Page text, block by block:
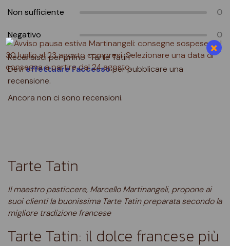
Non sufficiente 0
Negativo 0
Ancora non ci sono recensioni.
Recensisci per primo “Tarte Tatin”
Devieffettuare l’accessoper pubblicare una
recensione.
Tarte Tatin
Il maestro pasticcere, Marcello Martinangeli, propone ai
suoi clienti la buonissima Tarte Tatin preparata secondo la
migliore tradizione francese
Tarte Tatin: il dolce francese più
×